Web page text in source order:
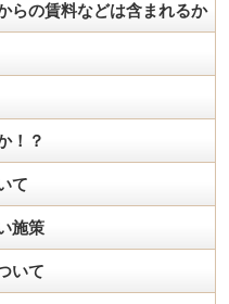
らの賃料などは含まれるか
！？
て
施策
いて